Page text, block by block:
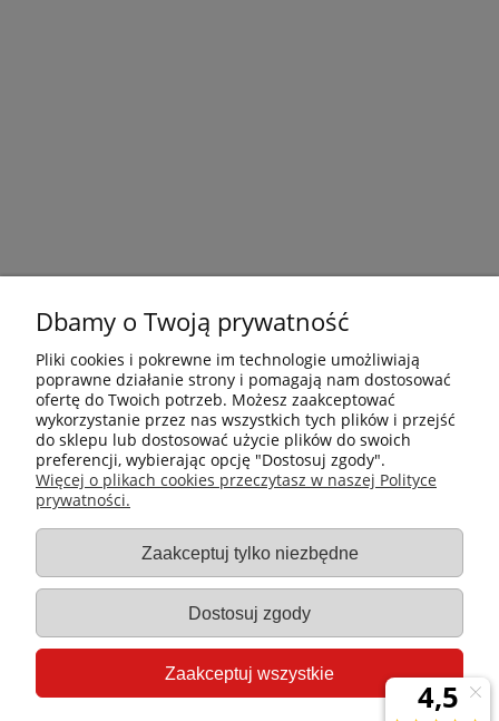
Płatności i dostawa
Gastro-Pol
Moje konto
Pomoc
Dbamy o Twoją prywatność
Pliki cookies i pokrewne im technologie umożliwiają
poprawne działanie strony i pomagają nam dostosować
ofertę do Twoich potrzeb. Możesz zaakceptować
wykorzystanie przez nas wszystkich tych plików i przejść
do sklepu lub dostosować użycie plików do swoich
preferencji, wybierając opcję "Dostosuj zgody".
Więcej o plikach cookies przeczytasz w naszej Polityce
prywatności.
Zaakceptuj tylko niezbędne
Dostosuj zgody
Zaakceptuj wszystkie